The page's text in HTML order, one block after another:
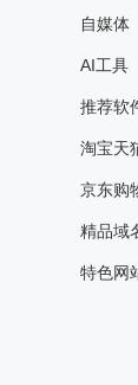
自媒体
AI工具
推荐软
淘宝天
京东购
精品域
特色网